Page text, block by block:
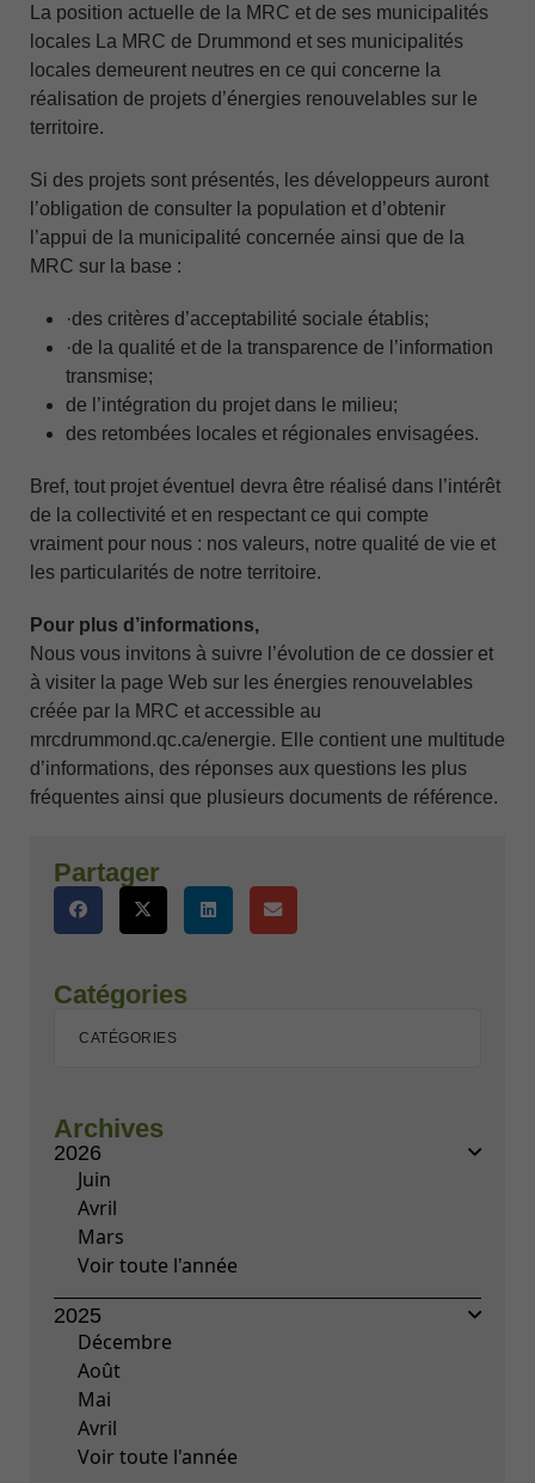
La position actuelle de la MRC et de ses municipalités
locales La MRC de Drummond et ses municipalités
locales demeurent neutres en ce qui concerne la
réalisation de projets d’énergies renouvelables sur le
territoire.
Si des projets sont présentés, les développeurs auront
l’obligation de consulter la population et d’obtenir
l’appui de la municipalité concernée ainsi que de la
MRC sur la base :
·des critères d’acceptabilité sociale établis;
·de la qualité et de la transparence de l’information
transmise;
de l’intégration du projet dans le milieu;
des retombées locales et régionales envisagées.
Bref, tout projet éventuel devra être réalisé dans l’intérêt
de la collectivité et en respectant ce qui compte
vraiment pour nous : nos valeurs, notre qualité de vie et
les particularités de notre territoire.
Pour plus d’informations,
Nous vous invitons à suivre l’évolution de ce dossier et
à visiter la page Web sur les énergies renouvelables
créée par la MRC et accessible au
mrcdrummond.qc.ca/energie. Elle contient une multitude
d’informations, des réponses aux questions les plus
fréquentes ainsi que plusieurs documents de référence.
Partager
Catégories
CATÉGORIES
Archives
2026
Juin
Avril
Mars
Voir toute l'année
2025
Décembre
Août
Mai
Avril
Voir toute l'année